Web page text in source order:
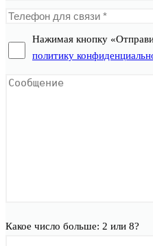
Нажимая кнопку
политику
Какое число больше: 2 или 8?